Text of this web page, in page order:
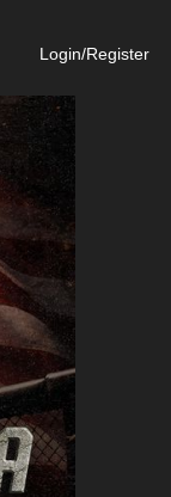
Login/Register